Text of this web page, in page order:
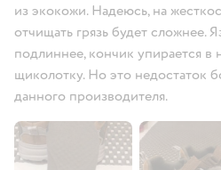
из экокожи. Надеюсь, на
отчищать грязь будет сложнее.
подлиннее, кончик упирается в
щиколотку. Но это недостаток
данного производителя.